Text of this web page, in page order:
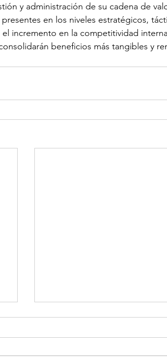
y administración de su cadena de
en los niveles estratégicos,
incremento en la competitividad
beneficios más tangibles y